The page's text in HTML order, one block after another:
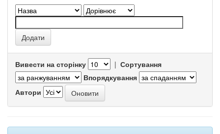
Вивести на сторінку | Сортування
Впорядкування
Автори